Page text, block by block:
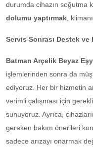
durumda cihazın soğutma
dolumu yaptırmak ,
Servis Sonrası Destek ve
Batman Arçelik Beyaz
işlemlerinden sonra da
ediyoruz. Her bir hizmetin
verimli çalışması için
sunuyoruz. Ayrıca,
gereken bakım önerileri
sadece arızayı onarmak